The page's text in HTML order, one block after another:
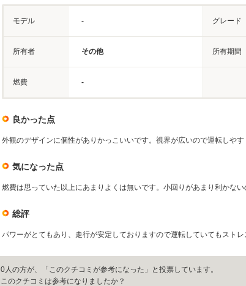
モデル - グレード
所有者 その他 所有期間
燃費 -
良かった点
外観のデザインに個性がありかっこいいです。視界が広いので運転しやす
気になった点
燃費は思っていた以上にあまりよくは無いです。小回りがあまり利かない
総評
パワーがとてもあり、走行が安定しておりますので運転していてもストレ
0人の方が、「このクチコミが参考になった」と投票しています。
このクチコミは参考になりましたか？